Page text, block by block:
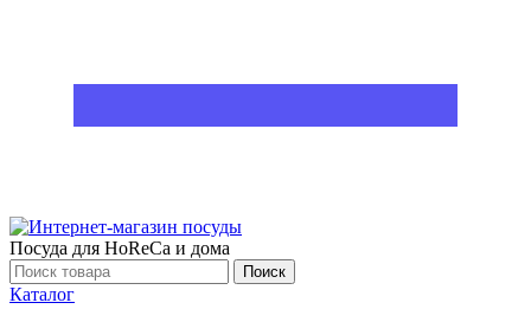
Посуда для HoReCa и дома
Поиск
Каталог